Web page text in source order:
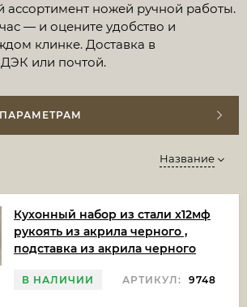
ассортимент ножей ручной работы.
— и оцените удобство и
клинке. Доставка в
или почтой.
Название
Кухонный набор из стали х12мф
рукоять из акрила черного ,
подставка из акрила черного
В НАЛИЧИИ АРТИКУЛ: 9748